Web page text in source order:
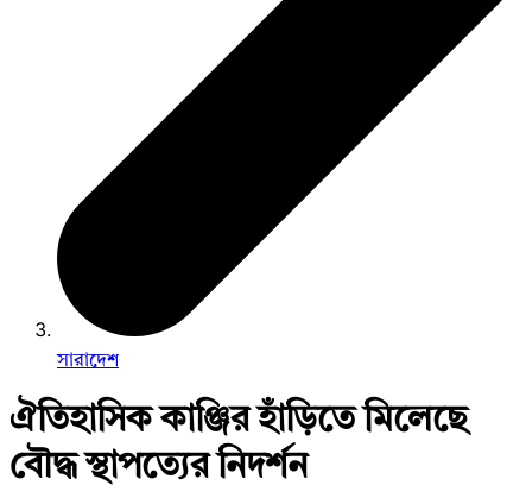
সারাদেশ
ঐতিহাসিক কাঞ্জির হাঁড়িতে মিলেছে
বৌদ্ধ স্থাপত্যের নিদর্শন